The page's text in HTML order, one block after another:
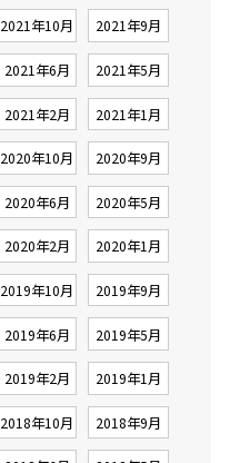
2021年10月 2021年9月
2021年6月 2021年5月
2021年2月 2021年1月
2020年10月 2020年9月
2020年6月 2020年5月
2020年2月 2020年1月
2019年10月 2019年9月
2019年6月 2019年5月
2019年2月 2019年1月
2018年10月 2018年9月